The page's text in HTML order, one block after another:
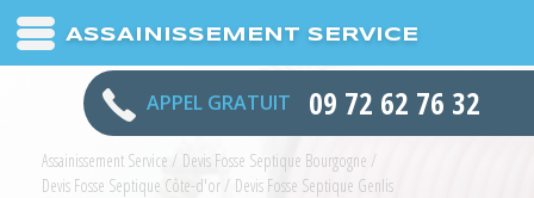
ASSAINISSEMENT SERVICE
APPEL GRATUIT 09 72 62 76 32
Assainissement Service / Devis Fosse Septique Bourgogne /
Devis Fosse Septique Côte-d'or/ Devis Fosse Septique Genlis